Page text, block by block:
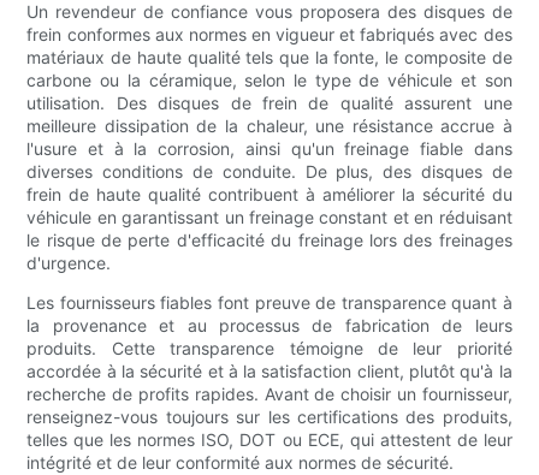
Un revendeur de confiance vous proposera des disques de
frein conformes aux normes en vigueur et fabriqués avec des
matériaux de haute qualité tels que la fonte, le composite de
carbone ou la céramique, selon le type de véhicule et son
utilisation. Des disques de frein de qualité assurent une
meilleure dissipation de la chaleur, une résistance accrue à
l'usure et à la corrosion, ainsi qu'un freinage fiable dans
diverses conditions de conduite. De plus, des disques de
frein de haute qualité contribuent à améliorer la sécurité du
véhicule en garantissant un freinage constant et en réduisant
le risque de perte d'efficacité du freinage lors des freinages
d'urgence.
Les fournisseurs fiables font preuve de transparence quant à
la provenance et au processus de fabrication de leurs
produits. Cette transparence témoigne de leur priorité
accordée à la sécurité et à la satisfaction client, plutôt qu'à la
recherche de profits rapides. Avant de choisir un fournisseur,
renseignez-vous toujours sur les certifications des produits,
telles que les normes ISO, DOT ou ECE, qui attestent de leur
intégrité et de leur conformité aux normes de sécurité.